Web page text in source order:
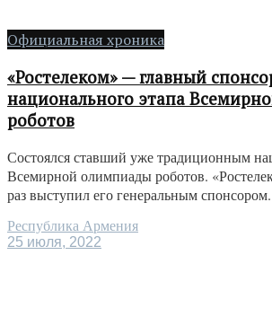
Официальная хроника
«Ростелеком» — главный
национального этапа
роботов
Состоялся ставший уже традиционным
Всемирной олимпиады роботов.
раз выступил его генеральным
Республика Армения
25 июля, 2022